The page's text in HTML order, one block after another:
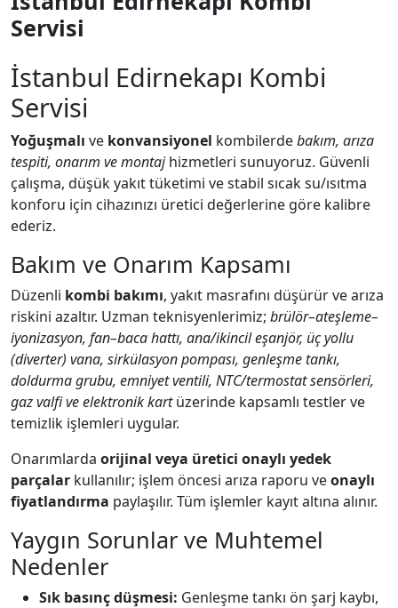
Servisi
İstanbul Edirnekapı Kombi
Servisi
Yoğuşmalı ve konvansiyonel kombilerdebakım, arıza
tespiti, onarım ve montajhizmetleri sunuyoruz. Güvenli
çalışma, düşük yakıt tüketimi ve stabil sıcak su/ısıtma
konforu için cihazınızı üretici değerlerine göre kalibre
ederiz.
Bakım ve Onarım Kapsamı
Düzenli kombi bakımı, yakıt masrafını düşürür ve arıza
riskini azaltır. Uzman teknisyenlerimiz; brülör–ateşleme–
iyonizasyon, fan–baca hattı, ana/ikincil eşanjör, üç yollu
(diverter) vana, sirkülasyon pompası, genleşme tankı,
doldurma grubu, emniyet ventili, NTC/termostat sensörleri,
gaz valfi ve elektronik kartüzerinde kapsamlı testler ve
temizlik işlemleri uygular.
Onarımlarda orijinal veya üretici onaylı yedek
parçalar kullanılır; işlem öncesi arıza raporu veonaylı
fiyatlandırma paylaşılır. Tüm işlemler kayıt altına alınır.
Yaygın Sorunlar ve Muhtemel
Nedenler
Sık basınç düşmesi: Genleşme tankı ön şarj kaybı,